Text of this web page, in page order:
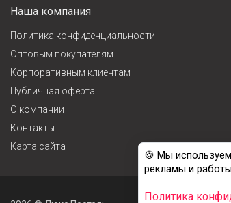
Наша компания
Политика конфиденциальности
Оптовым покупателям
Корпоративным клиентам
Публичная оферта
О компании
Контакты
Карта сайта
🍪 Мы
рекламы и
Политика